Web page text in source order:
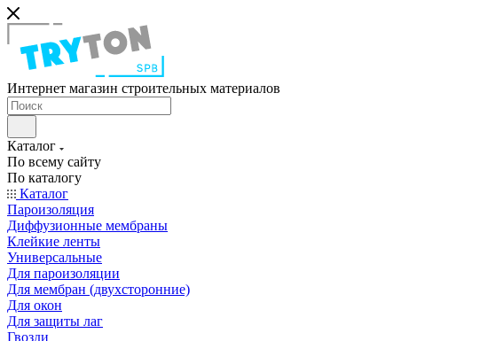
Интернет магазин строительных материалов
Каталог
По всему сайту
По каталогу
Каталог
Пароизоляция
Диффузионные мембраны
Клейкие ленты
Универсальные
Для пароизоляции
Для мембран (двухсторонние)
Для окон
Для защиты лаг
Гвозди